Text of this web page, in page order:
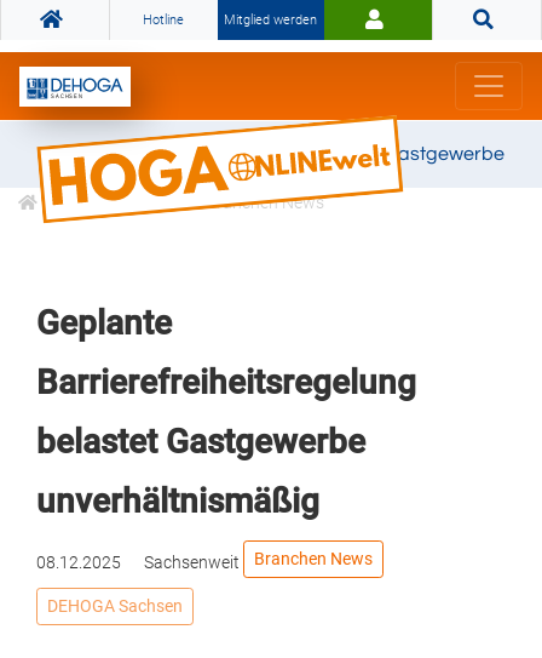
Hotline Mitglied werden
Gemeinsam stark für das Gastgewerbe
Informationen Branchen News
Geplante
Barrierefreiheitsregelung
belastet Gastgewerbe
unverhältnismäßig
08.12.2025 Sachsenweit Branchen News
DEHOGA Sachsen